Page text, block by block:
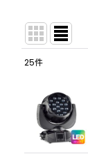
並び順:
25件